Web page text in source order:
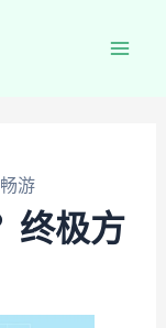
游
终极方